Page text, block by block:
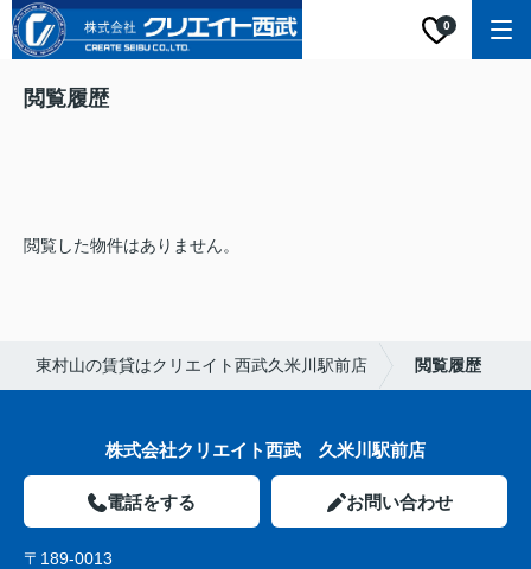
0
閲覧履歴
閲覧した物件はありません。
東村山の賃貸はクリエイト西武久米川駅前店 閲覧履歴
株式会社クリエイト西武 久米川駅前店
電話をする お問い合わせ
〒189-0013